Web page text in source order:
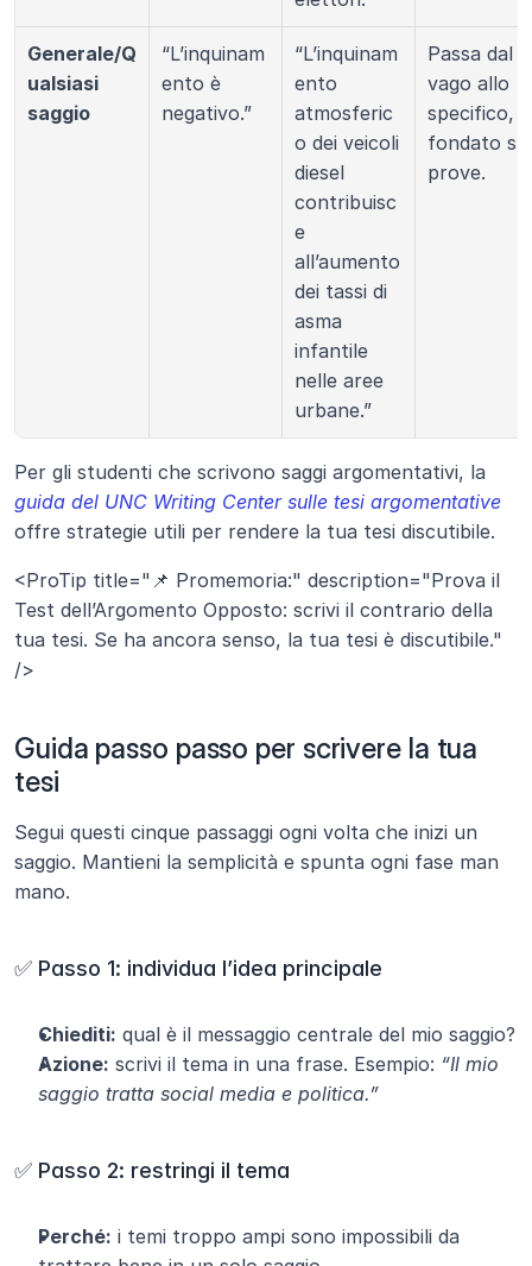
Generale/Q
ualsiasi
saggio
“L’inquinam
ento è
negativo.”
“L’inquinam
ento
atmosferic
o dei veicoli
diesel
contribuisc
e
all’aumento
dei tassi di
asma
infantile
nelle aree
urbane.”
Passa dal
vago allo
specifico,
fondato su
prove.
guida del UNC Writing Center sulle tesi argomentative
offre strategie utili per rendere la tua tesi discutibile.
<ProTip title="📌 Promemoria:" description="Prova il
Test dell’Argomento Opposto: scrivi il contrario della
tua tesi. Se ha ancora senso, la tua tesi è discutibile."
/>
Guida passo passo per scrivere la tua
tesi
Segui questi cinque passaggi ogni volta che inizi un
saggio. Mantieni la semplicità e spunta ogni fase man
mano.
✅ Passo 1: individua l’idea principale
Chiediti: qual è il messaggio centrale del mio saggio?
Azione: scrivi il tema in una frase. Esempio: “Il mio
saggio tratta social media e politica.”
✅ Passo 2: restringi il tema
Perché: i temi troppo ampi sono impossibili da